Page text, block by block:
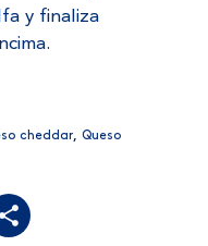
y finaliza
cheddar,Queso